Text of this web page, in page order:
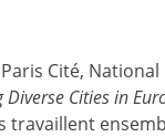
Cité,
Diverse Cities in
travaillent